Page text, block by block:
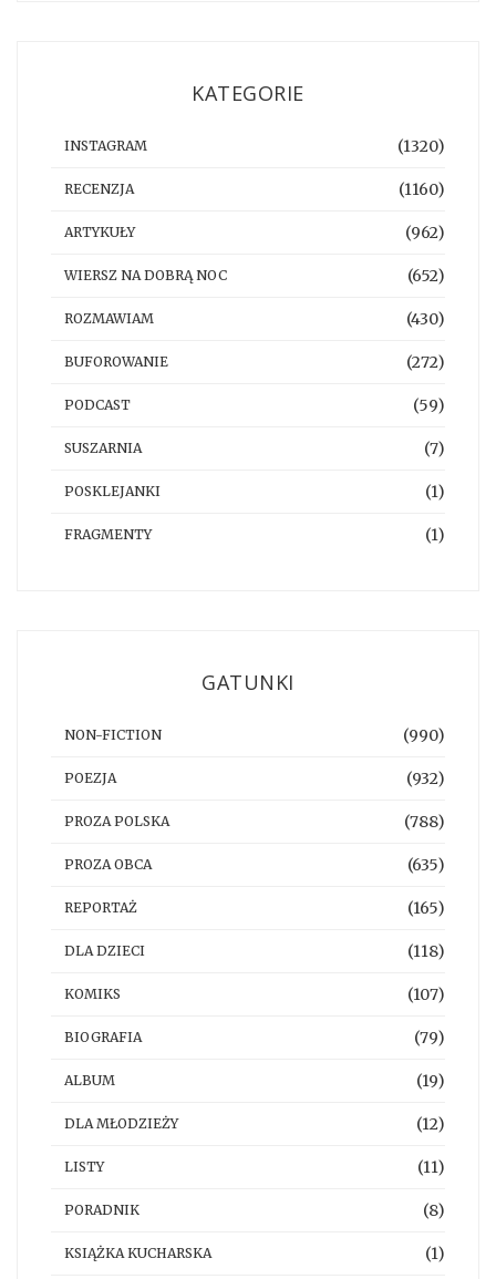
KATEGORIE
INSTAGRAM (1320)
RECENZJA (1160)
ARTYKUŁY (962)
WIERSZ NA DOBRĄ NOC (652)
ROZMAWIAM (430)
BUFOROWANIE (272)
PODCAST (59)
SUSZARNIA (7)
POSKLEJANKI (1)
FRAGMENTY (1)
GATUNKI
NON-FICTION (990)
POEZJA (932)
PROZA POLSKA (788)
PROZA OBCA (635)
REPORTAŻ (165)
DLA DZIECI (118)
KOMIKS (107)
BIOGRAFIA (79)
ALBUM (19)
DLA MŁODZIEŻY (12)
LISTY (11)
PORADNIK (8)
KSIĄŻKA KUCHARSKA (1)